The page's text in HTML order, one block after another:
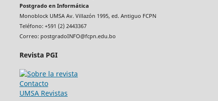
Postgrado en Informática
Monoblock UMSA Av. Villazón 1995, ed. Antiguo FCPN
Teléfono: +591 (2) 2443367
Correo: postgradoINFO@fcpn.edu.bo
Revista PGI
Contacto
UMSA Revistas